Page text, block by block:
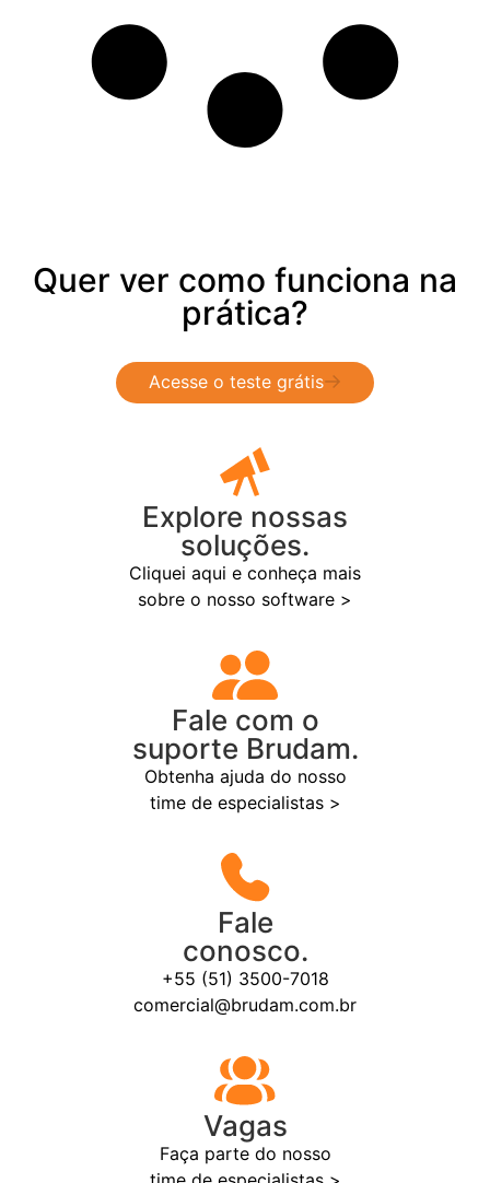
Quer ver como funciona na
prática?
Acesse o teste grátis
Explore nossas
soluções.
Cliquei aqui e conheça mais
sobre o nosso software >
Fale com o
suporte Brudam.
Obtenha ajuda do nosso
time de especialistas >
Fale
conosco.
+55 (51) 3500-7018
comercial@brudam.com.br
Vagas
Faça parte do nosso